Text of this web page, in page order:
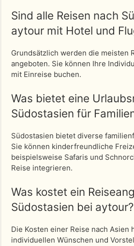
Sind alle Reisen nach
aytour mit Hotel und
Grundsätzlich werden die meisten
angeboten. Sie können Ihre
mit Einreise buchen.
Was bietet eine
Südostasien für
Südostasien bietet diverse
Sie können kinderfreundliche
beispielsweise Safaris und
Reise integrieren.
Was kostet ein
Südostasien bei aytour?
Die Kosten einer Reise nach Asien
individuellen Wünschen und